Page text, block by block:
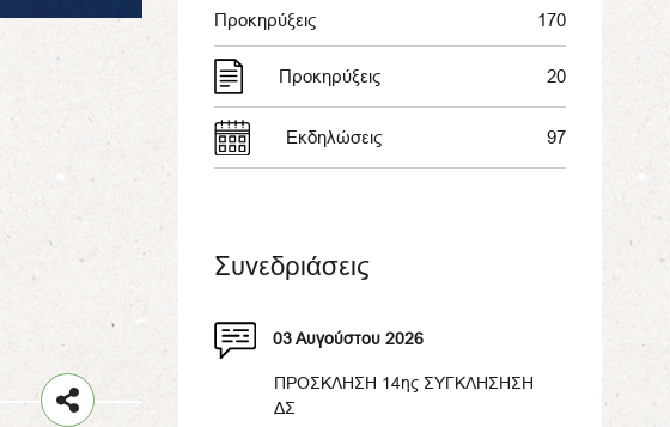
Προκηρύξεις 170
Προκηρύξεις 20
Εκδηλώσεις 97
Συνεδριάσεις
03 Αυγούστου 2026
ΠΡΟΣΚΛΗΣΗ 14ης ΣΥΓΚΛΗΣΗΣΗ
ΔΣ